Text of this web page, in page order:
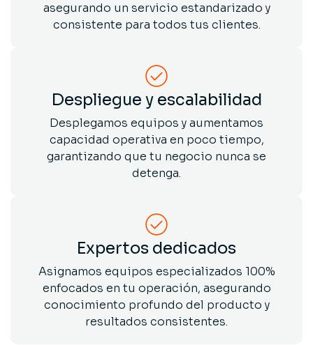
asegurando un servicio estandarizado y
consistente para todos tus clientes.
Despliegue y escalabilidad
Desplegamos equipos y aumentamos
capacidad operativa en poco tiempo,
garantizando que tu negocio nunca se
detenga.
Expertos dedicados
Asignamos equipos especializados 100%
enfocados en tu operación, asegurando
conocimiento profundo del producto y
resultados consistentes.